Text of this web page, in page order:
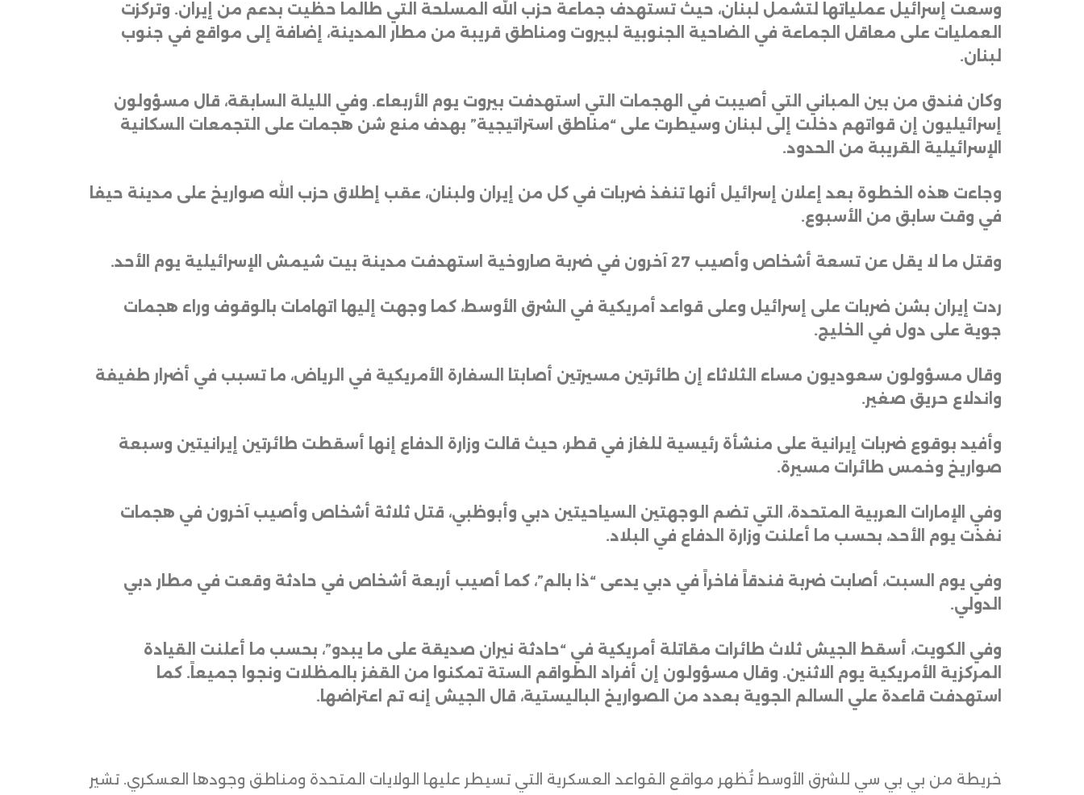
وسعت إسرائيل عملياتها لتشمل لبنان، حيث تستهدف جماعة حزب الله المسلحة التي طالما حظيت بدعم من إيران. وتركزت
العمليات على معاقل الجماعة في الضاحية الجنوبية لبيروت ومناطق قريبة من مطار المدينة، إضافة إلى مواقع في جنوب
لبنان.
وكان فندق من بين المباني التي أصيبت في الهجمات التي استهدفت بيروت يوم الأربعاء. وفي الليلة السابقة، قال مسؤولون
إسرائيليون إن قواتهم دخلت إلى لبنان وسيطرت على “مناطق استراتيجية” بهدف منع شن هجمات على التجمعات السكانية
الإسرائيلية القريبة من الحدود.
وجاءت هذه الخطوة بعد إعلان إسرائيل أنها تنفذ ضربات في كل من إيران ولبنان، عقب إطلاق حزب الله صواريخ على مدينة حيفا
في وقت سابق من الأسبوع.
وقتل ما لا يقل عن تسعة أشخاص وأصيب 27 آخرون في ضربة صاروخية استهدفت مدينة بيت شيمش الإسرائيلية يوم الأحد .
ردت إيران بشن ضربات على إسرائيل وعلى قواعد أمريكية في الشرق الأوسط، كما وجهت إليها اتهامات بالوقوف وراء هجمات
جوية على دول في الخليج.
وقال مسؤولون سعوديون مساء الثلاثاء إن طائرتين مسيرتين أصابتا السفارة الأمريكية في الرياض، ما تسبب في أضرار طفيفة
واندلاع حريق صغير.
وأفيد بوقوع ضربات إيرانية على منشأة رئيسية للغاز في قطر، حيث قالت وزارة الدفاع إنها أسقطت طائرتين إيرانيتين وسبعة
صواريخ وخمس طائرات مسيرة.
وفي الإمارات العربية المتحدة، التي تضم الوجهتين السياحيتين دبي وأبوظبي، قتل ثلاثة أشخاص وأصيب آخرون في هجمات
نفذت يوم الأحد، بحسب ما أعلنت وزارة الدفاع في البلاد.
وفي يوم السبت، أصابت ضربة فندقاً فاخراً في دبي يدعى “ذا بالم”، كما أصيب أربعة أشخاص في حادثة وقعت في مطار دبي
الدولي.
وفي الكويت، أسقط الجيش ثلاث طائرات مقاتلة أمريكية في “حادثة نيران صديقة على ما يبدو”، بحسب ما أعلنت القيادة
المركزية الأمريكية يوم الاثنين. وقال مسؤولون إن أفراد الطواقم الستة تمكنوا من القفز بالمظلات ونجوا جميعاً. كما
استهدفت قاعدة علي السالم الجوية بعدد من الصواريخ الباليستية، قال الجيش إنه تم اعتراضها .
خريطة من بي بي سي للشرق الأوسط تُظهر مواقع القواعد العسكرية التي تسيطر عليها الولايات المتحدة ومناطق وجودها العسكري. تشير